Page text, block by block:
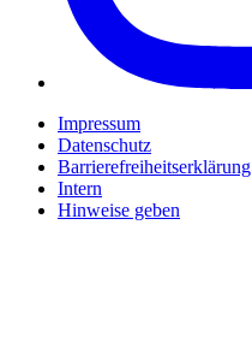
Impressum
Datenschutz
Barrierefreiheitserklärung
Intern
Hinweise geben